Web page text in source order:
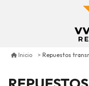
Inicio Repuestos transmision